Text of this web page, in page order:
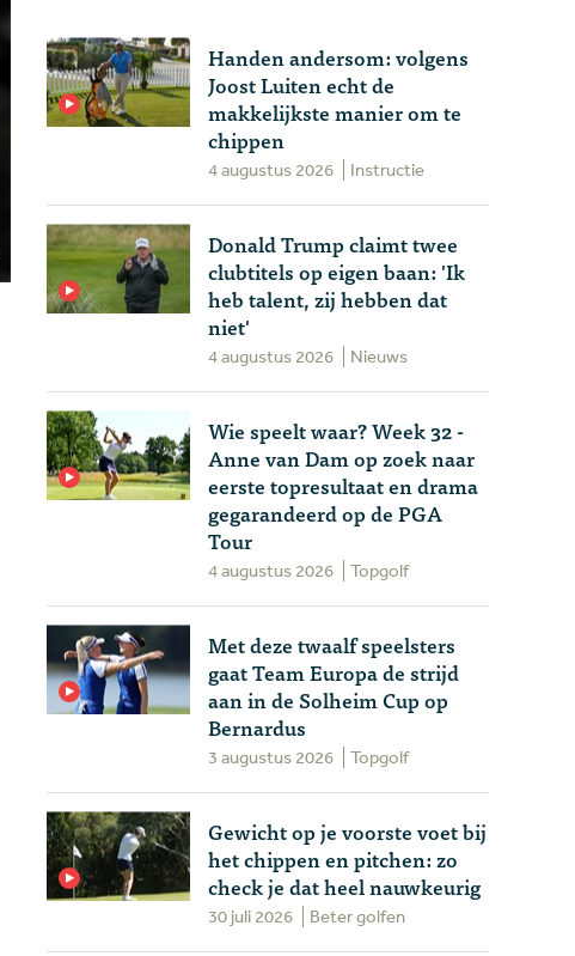
Handen andersom: volgens
Joost Luiten echt de
makkelijkste manier om te
chippen
4 augustus 2026 Instructie
Donald Trump claimt twee
clubtitels op eigen baan: 'Ik
heb talent, zij hebben dat
niet'
4 augustus 2026 Nieuws
Wie speelt waar? Week 32 -
Anne van Dam op zoek naar
eerste topresultaat en drama
gegarandeerd op de PGA
Tour
4 augustus 2026 Topgolf
Met deze twaalf speelsters
gaat Team Europa de strijd
aan in de Solheim Cup op
Bernardus
3 augustus 2026 Topgolf
Gewicht op je voorste voet bij
het chippen en pitchen: zo
check je dat heel nauwkeurig
30 juli 2026 Beter golfen